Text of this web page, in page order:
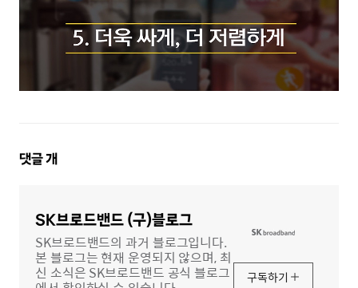
댓
댓글개
SK브로드밴드 (구)블로그
SK브로드밴드의 과거 블로그입니다.
본 블로그는 현재 운영되지 않으며, 최
신 소식은 SK브로드밴드 공식 블로그 구독하기